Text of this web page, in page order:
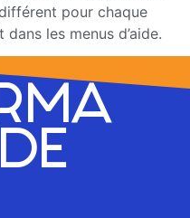
pour chaque
les menus d’aide.